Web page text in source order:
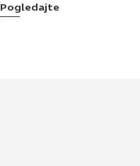
Pogledajte